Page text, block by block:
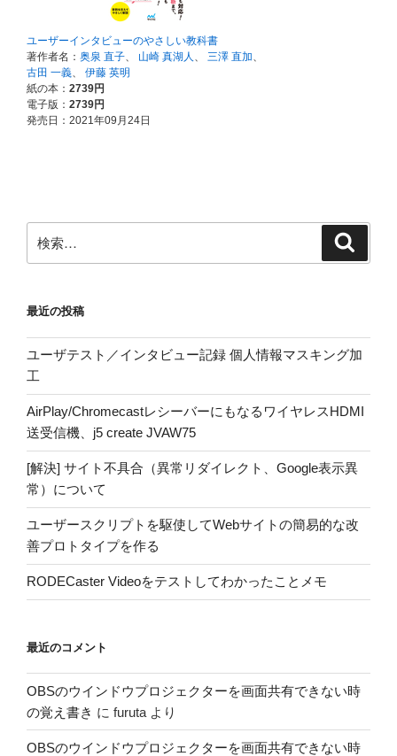
索:
最近の投稿
ユーザテスト／インタビュー記録 個人情報マスキング加
工
AirPlay/ChromecastレシーバーにもなるワイヤレスHDMI
送受信機、j5 create JVAW75
[解決] サイト不具合（異常リダイレクト、Google表示異
常）について
ユーザースクリプトを駆使してWebサイトの簡易的な改
善プロトタイプを作る
RODECaster Videoをテストしてわかったことメモ
最近のコメント
OBSのウインドウプロジェクターを画面共有できない時
の覚え書き に furuta より
OBSのウインドウプロジェクターを画面共有できない時